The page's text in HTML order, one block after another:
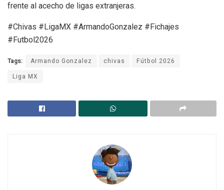
frente al acecho de ligas extranjeras.
#Chivas #LigaMX #ArmandoGonzalez #Fichajes
#Futbol2026
Tags: Armando Gonzalez chivas
Fútbol 2026
Liga MX